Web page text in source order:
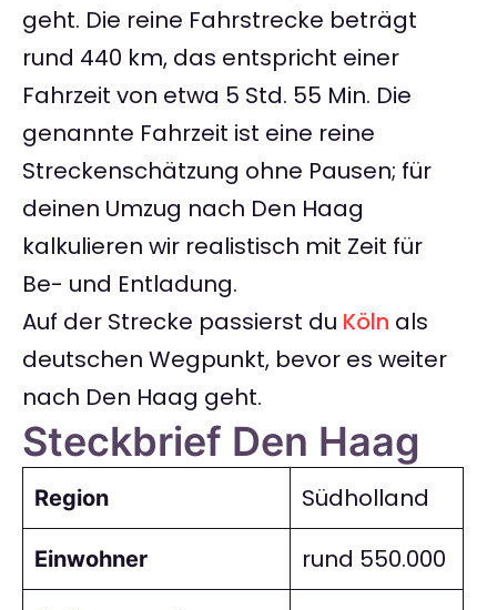
geht. Die reine Fahrstrecke beträgt
rund 440 km, das entspricht einer
Fahrzeit von etwa 5 Std. 55 Min. Die
genannte Fahrzeit ist eine reine
Streckenschätzung ohne Pausen; für
deinen Umzug nach Den Haag
kalkulieren wir realistisch mit Zeit für
Be- und Entladung.
Auf der Strecke passierst du Köln als
deutschen Wegpunkt, bevor es weiter
nach Den Haag geht.
Steckbrief Den Haag
Region Südholland
Einwohner rund 550.000